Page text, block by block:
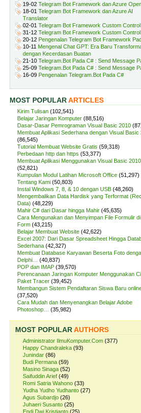
19-02 Telegram Bot Framework dan Azure
18-01 Telegram Bot Framework dan Azure AI
Translator
02-01 Telegram Bot Framework Custom
31-12 Telegram Bot Framework Custom
20-12 Pengenalan Telegram Bot Framework
10-11 Mengenal Chat GPT: Era Baru
dengan Kecerdasan Buatan
21-10 Telegram.Bot Pada C# : Send Message
25-09 Telegram.Bot Pada C# : Send Message
16-09 Pengenalan Telegram.Bot Pada C#
MOST POPULARARTICLES
Kirim Tulisan (102,541)
Belajar Jaringan Komputer (88,516)
Dasar-Dasar Pemrograman Visual Basic 2010
Membuat Aplikasi Sederhana dengan Visual Basic
(86,545)
Tutorial Membuat Website Gratis (59,318)
Perbedaan http dan https (53,377)
Membuat Aplikasi Menggunakan Visual Basic 2010
(52,821)
Kumpulan Modul Latihan Microsoft Office (51,297)
Tentang Kami (50,803)
Instal Windows 7, 8, & 10 dengan USB (48,260)
Mengembalikan Data Hardisk yang Terformat
Data) (48,229)
Mahir C# dari Dasar hingga Mahir (45,635)
Cara Mengunakan dan Menyimpan File Formulir
Form (43,215)
Belajar Membuat Website (42,622)
Excel 2007: Dari Dasar Spreadsheet Hingga
Sederhana (42,327)
Membuat Database Karyawan Beserta Foto
Delphi…
(40,837)
POP dan IMAP (39,570)
Perencanaan Jaringan Komputer Menggunakan
Paket Tracer (39,452)
Membangun Sistem Pendaftaran Siswa Baru
(37,520)
Cara Mudah dan Menyenangkan Belajar Adobe
Photoshop…
(35,982)
MOST POPULARAUTHORS
Administrator IlmuKomputer.Com (377)
Happy Chandraleka (93)
Junindar (86)
Budi Permana (59)
Masino Sinaga (52)
Saifuddin Arief (49)
Romi Satria Wahono (33)
Yudha Yudho Yudhanto (27)
Agus Subardjo (26)
Juhaeri Susanto (25)
Endi Dwi Kristianto (25)